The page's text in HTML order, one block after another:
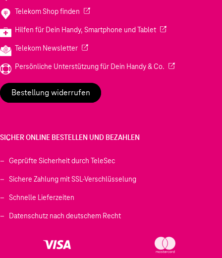
Telekom Shop finden (Wird in einem neuen Tab geöffnet)
Hilfen für Dein Handy, Smartphone und Tablet(Wird in einem
Telekom Newsletter(Wird in einem neuen Tab geöffnet)
Persönliche Unterstützung für Dein Handy & Co. (Wird in einem
Bestellung widerrufen
SICHER ONLINE BESTELLEN UND BEZAHLEN
Geprüfte Sicherheit durch TeleSec
Sichere Zahlung mit SSL-Verschlüsselung
Schnelle Lieferzeiten
Datenschutz nach deutschem Recht